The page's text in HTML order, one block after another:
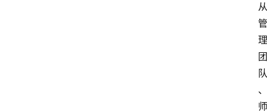
从
管
理
团
队
、
师